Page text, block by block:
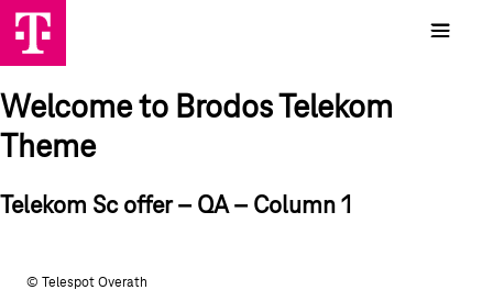
Welcome to Brodos Telekom
Theme
Telekom Sc offer – QA – Column 1
© Telespot Overath